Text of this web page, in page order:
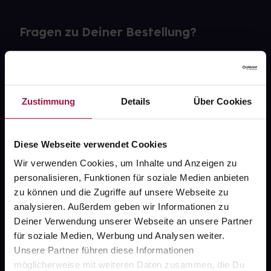
Zustimmung Details Über Cookies
Diese Webseite verwendet Cookies
Wir verwenden Cookies, um Inhalte und Anzeigen zu
personalisieren, Funktionen für soziale Medien anbieten
zu können und die Zugriffe auf unsere Webseite zu
analysieren. Außerdem geben wir Informationen zu
Deiner Verwendung unserer Webseite an unsere Partner
für soziale Medien, Werbung und Analysen weiter.
Unsere Partner führen diese Informationen
möglicherweise mit weiteren Daten zusammen, die Du
Fragen zu Deiner Bestellung?
gesund.de
Über uns
Karriere
Newsletter